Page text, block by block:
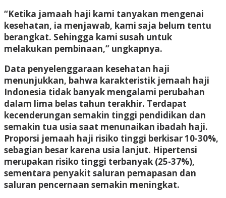
“Ketika jamaah haji kami tanyakan mengenai
kesehatan, ia menjawab, kami saja belum tentu
berangkat. Sehingga kami susah untuk
melakukan pembinaan,” ungkapnya.
Data penyelenggaraan kesehatan haji
menunjukkan, bahwa karakteristik jemaah haji
Indonesia tidak banyak mengalami perubahan
dalam lima belas tahun terakhir. Terdapat
kecenderungan semakin tinggi pendidikan dan
semakin tua usia saat menunaikan ibadah haji.
Proporsi jemaah haji risiko tinggi berkisar 10-30%,
sebagian besar karena usia lanjut. Hipertensi
merupakan risiko tinggi terbanyak (25-37%),
sementara penyakit saluran pernapasan dan
saluran pencernaan semakin meningkat.